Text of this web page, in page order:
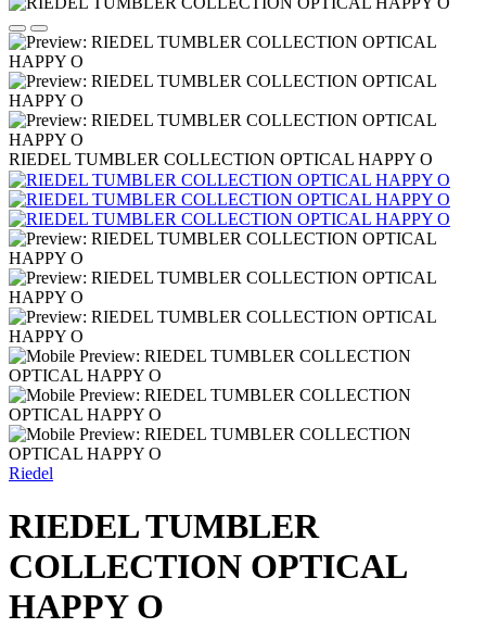
RIEDEL TUMBLER COLLECTION OPTICAL HAPPY O
Riedel
RIEDEL TUMBLER
COLLECTION OPTICAL
HAPPY O